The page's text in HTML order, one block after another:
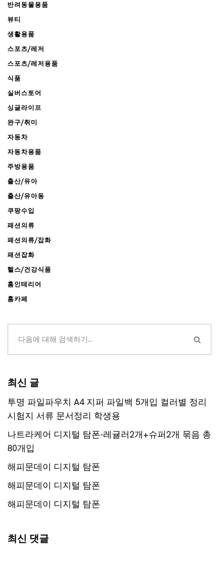
반려동물용품
뷰티
생활용품
스포츠/레저
스포츠/레저용품
식품
실버스토어
싱글라이프
완구/취미
자동차
자동차용품
주방용품
출산/유아
출산/유아동
쿠팡수입
패션의류
패션의류/잡화
패션잡화
헬스/건강식품
홈인테리어
홈카페
최신 글
투명 파일파우치 A4 지퍼 파일백 5개입 컬러별 정리
시험지 서류 문서정리 학생용
나트라케어 디지털 탐폰-레귤러2개+슈퍼2개 묶음 총
80개입
해피문데이 디지털 탐폰
해피문데이 디지털 탐폰
해피문데이 디지털 탐폰
최신 댓글